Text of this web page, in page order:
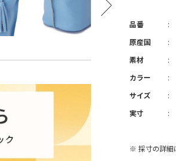
品番 :
原産国
:
素材
:
カラー
:
サイズ
:
実寸
:
※ 採寸の詳細